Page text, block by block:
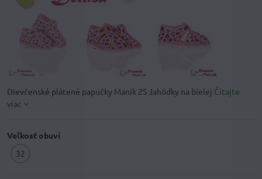
Dievčenské plátené papučky Manik 2S Jahôdky na bielej Čítajte
viac
Veľkosť obuvi
32